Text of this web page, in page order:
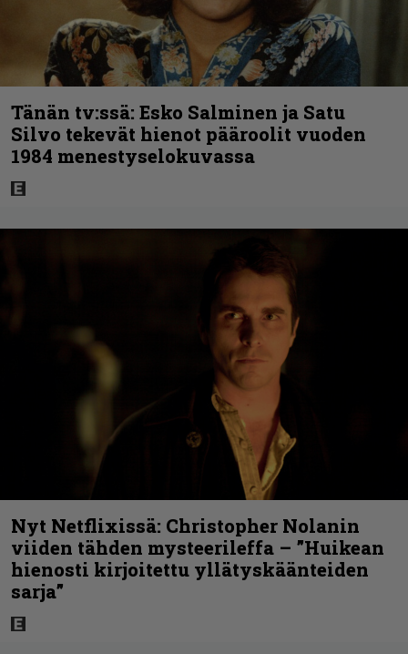
Tänän tv:ssä: Esko Salminen ja Satu
Silvo tekevät hienot pääroolit vuoden
1984 menestyselokuvassa
Nyt Netflixissä: Christopher Nolanin
viiden tähden mysteerileffa – ”Huikean
hienosti kirjoitettu yllätyskäänteiden
sarja”